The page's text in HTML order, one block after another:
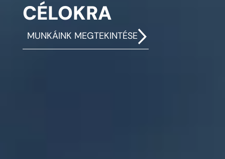
CÉLOKRA
MUNKÁINK MEGTEKINTÉSE